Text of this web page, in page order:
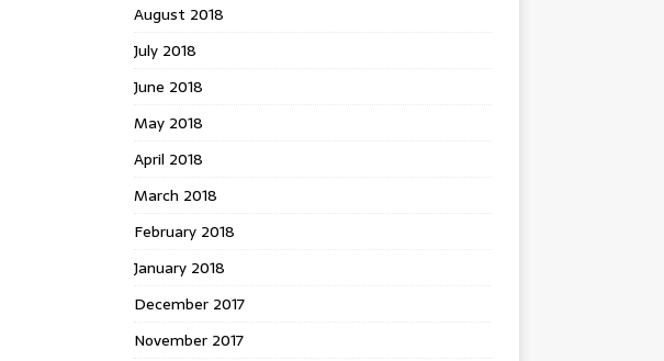
August 2018
July 2018
June 2018
May 2018
April 2018
March 2018
February 2018
January 2018
December 2017
November 2017